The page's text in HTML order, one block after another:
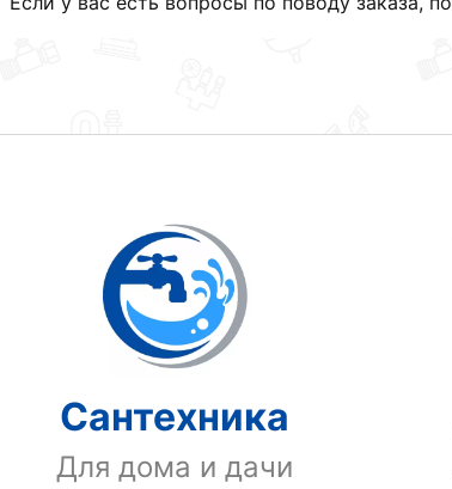
Сантехника
Для дома и дачи